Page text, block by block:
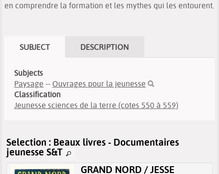
en comprendre la formation et les mythes qui les entourent.
SUBJECT DESCRIPTION
Subjects
Paysage -- Ouvrages pour la jeunesse
Classification
Jeunesse sciences de la terre (cotes 550 à 559)
Selection : Beaux livres - Documentaires
jeunesse S&T
GRAND NORD / JESSE